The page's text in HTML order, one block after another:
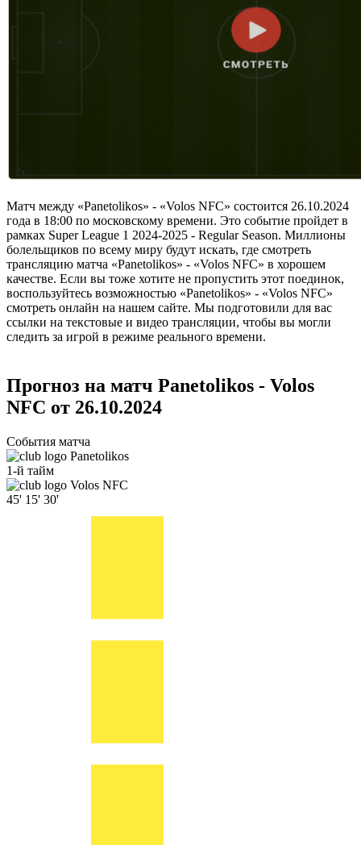
Матч между «Panetolikos» - «Volos NFC» состоится 26.10.2024
года в 18:00 по московскому времени. Это событие пройдет в
рамках Super League 1 2024-2025 - Regular Season. Миллионы
болельщиков по всему миру будут искать, где смотреть
трансляцию матча «Panetolikos» - «Volos NFC» в хорошем
качестве. Если вы тоже хотите не пропустить этот поединок,
воспользуйтесь возможностью «Panetolikos» - «Volos NFC»
смотреть онлайн на нашем сайте. Мы подготовили для вас
ссылки на текстовые и видео трансляции, чтобы вы могли
следить за игрой в режиме реального времени.
Прогноз на матч Panetolikos - Volos
NFC от 26.10.2024
События матча
Panetolikos
1-й тайм
Volos NFC
45' 15' 30'